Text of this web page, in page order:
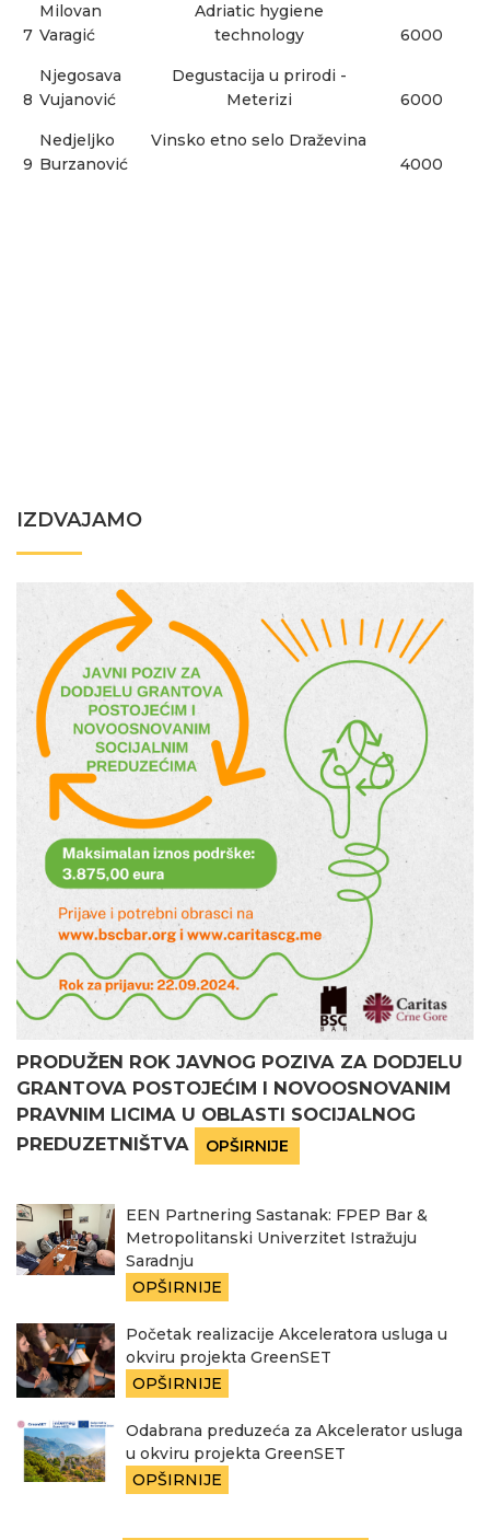
7
Milovan
Varagić
Adriatic hygiene
technology
6000
8
Njegosava
Vujanović
Degustacija u prirodi -
Meterizi
6000
9
Nedjeljko
Burzanović
Vinsko etno selo Draževina
4000
IZDVAJAMO
PRODUŽEN ROK JAVNOG POZIVA ZA DODJELU
GRANTOVA POSTOJEĆIM I NOVOOSNOVANIM
PRAVNIM LICIMA U OBLASTI SOCIJALNOG
PREDUZETNIŠTVA
OPŠIRNIJE
EEN Partnering Sastanak: FPEP Bar &
Metropolitanski Univerzitet Istražuju
Saradnju
OPŠIRNIJE
Početak realizacije Akceleratora usluga u
okviru projekta GreenSET
OPŠIRNIJE
Odabrana preduzeća za Akcelerator usluga
u okviru projekta GreenSET
OPŠIRNIJE